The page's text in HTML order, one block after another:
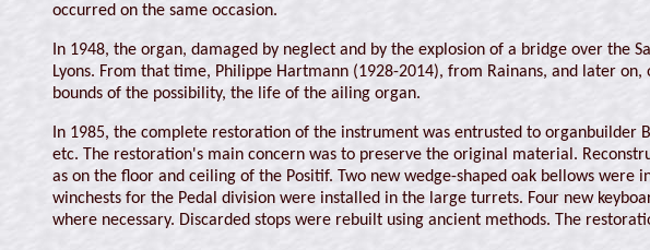
occurred on the same occasion.
In 1948, the organ, damaged by neglect and by the explosion of a bridge over
Lyons. From that time, Philippe Hartmann (1928-2014), from Rainans, and later
bounds of the possibility, the life of the ailing organ.
In 1985, the complete restoration of the instrument was entrusted to organbuilder
etc. The restoration's main concern was to preserve the original material.
as on the floor and ceiling of the Positif. Two new wedge-shaped oak bellows
winchests for the Pedal division were installed in the large turrets. Four new
where necessary. Discarded stops were rebuilt using ancient methods. The